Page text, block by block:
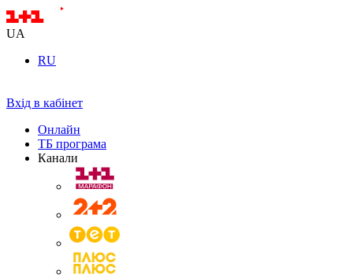
UA
RU
Вхід в кабінет
Онлайн
ТБ програма
Канали